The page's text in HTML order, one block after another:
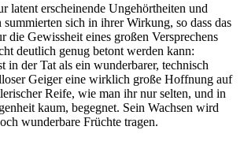
latent erscheinende Ungehörtheiten und
summierten sich in ihrer Wirkung, so dass das
die Gewissheit eines großen Versprechens
deutlich genug betont werden kann:
in der Tat als ein wunderbarer, technisch
Geiger eine wirklich große Hoffnung auf
Reife, wie man ihr nur selten, und in
kaum, begegnet. Sein Wachsen wird
wunderbare Früchte tragen.